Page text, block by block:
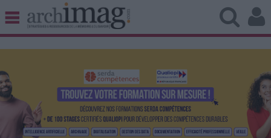
BIBLIOTHÈQUE ÉDITION
UNIVERS DATA
TRAVAIL COLLABORATIF
VIE NUMÉRIQUE